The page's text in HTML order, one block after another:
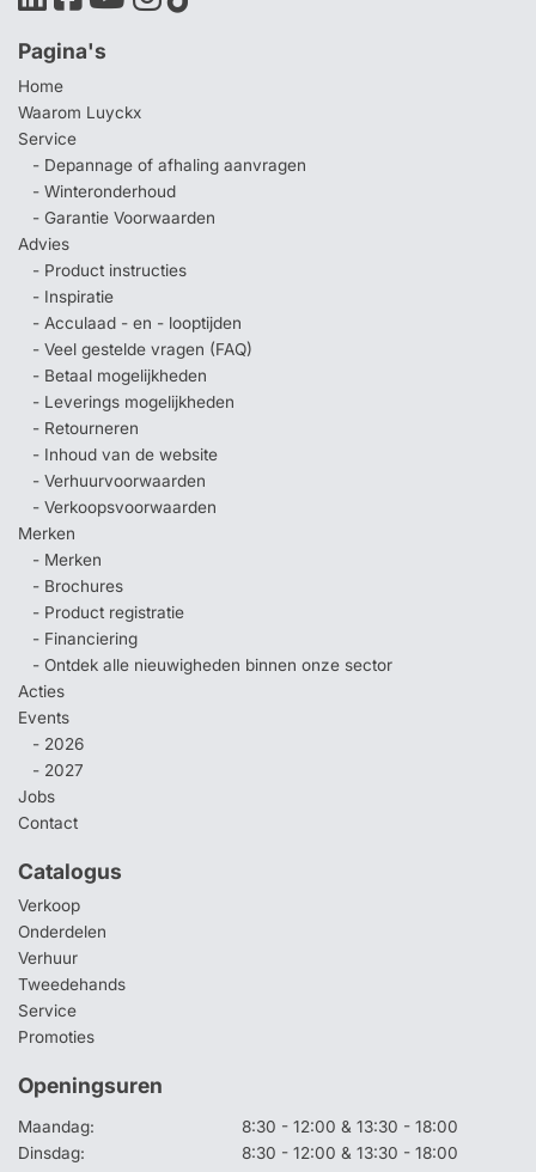
Pagina's
Home
Waarom Luyckx
Service
- Depannage of afhaling aanvragen
- Winteronderhoud
- Garantie Voorwaarden
Advies
- Product instructies
- Inspiratie
- Acculaad - en - looptijden
- Veel gestelde vragen (FAQ)
- Betaal mogelijkheden
- Leverings mogelijkheden
- Retourneren
- Inhoud van de website
- Verhuurvoorwaarden
- Verkoopsvoorwaarden
Merken
- Merken
- Brochures
- Product registratie
- Financiering
- Ontdek alle nieuwigheden binnen onze sector
Acties
Events
- 2026
- 2027
Jobs
Contact
Catalogus
Verkoop
Onderdelen
Verhuur
Tweedehands
Service
Promoties
Openingsuren
Maandag:
8:30 - 12:00 & 13:30 - 18:00
Dinsdag:
8:30 - 12:00 & 13:30 - 18:00